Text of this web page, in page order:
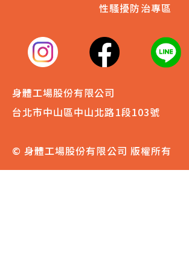
性騷擾防治專區
身體工場股份有限公司
台北市中山區中山北路1段103號
© 身體工場股份有限公司 版權所有